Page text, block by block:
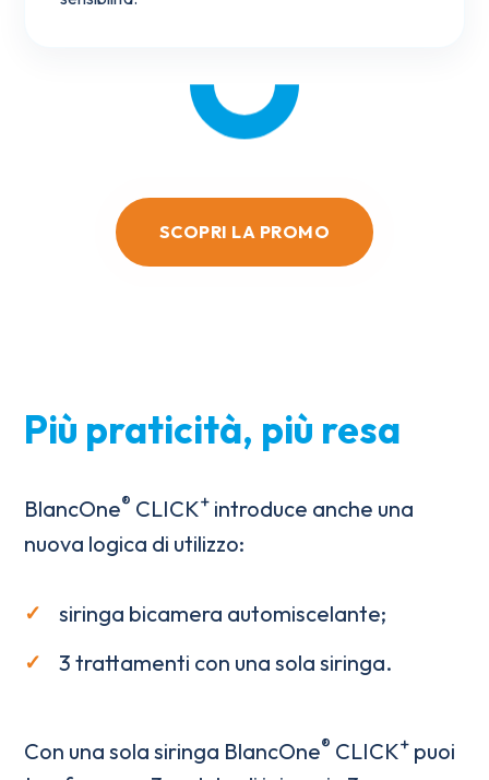
SCOPRI LA PROMO
Più praticità, più resa
BlancOne® CLICK+ introduce anche una
nuova logica di utilizzo:
siringa bicamera automiscelante;
3 trattamenti con una sola siringa.
Con una sola siringa BlancOne® CLICK+ puoi